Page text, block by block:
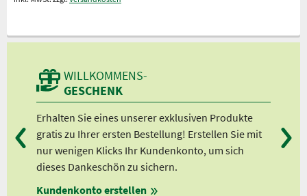
WILLKOMMENS-
GESCHENK
Erhalten Sie eines unserer exklusiven Produkte
gratis zu Ihrer ersten Bestellung! Erstellen Sie mit
nur wenigen Klicks Ihr Kundenkonto, um sich
dieses Dankeschön zu sichern.
Kundenkonto erstellen
Ab